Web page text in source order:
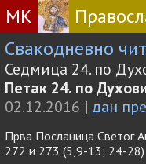
МК
Свакодневно
Седмица 24. по
Петак 24. по
02.12.2016 | дан пре
Прва Посланица Светог
272 и 273 (5,9-13; 24-28)